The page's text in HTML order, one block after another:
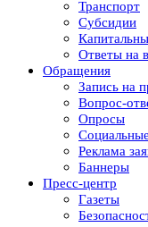
Транспорт
Субсидии
Ответы на
Обращения
Запись на
Вопрос-
Опросы
Реклама
Баннеры
Пресс-центр
Газеты